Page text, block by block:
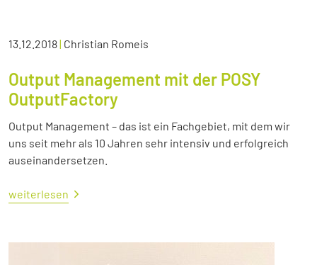
13.12.2018| Christian Romeis
Output Management mit der POSY
OutputFactory
Output Management – das ist ein Fachgebiet, mit dem wir
uns seit mehr als 10 Jahren sehr intensiv und erfolgreich
auseinandersetzen.
weiterlesen